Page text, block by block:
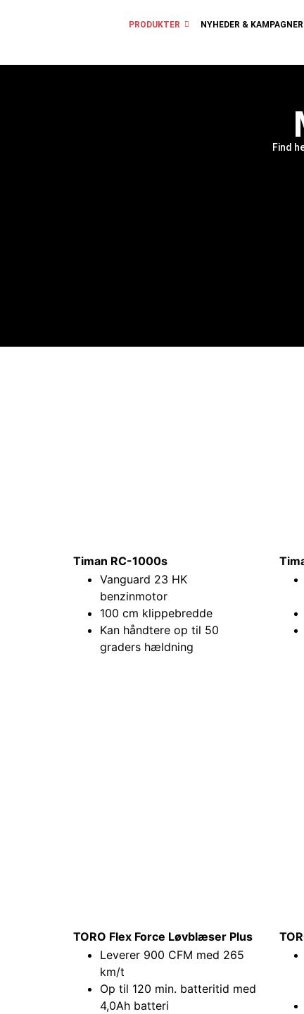
PRODUKTER NYHEDER & KAMPAGNER
Find
Timan RC-1000s
Vanguard 23 HK
benzinmotor
100 cm klippebredde
Kan håndtere op til 50
graders hældning
TORO Flex Force Løvblæser Plus
Leverer 900 CFM med 265
km/t
Op til 120 min. batteritid med
4,0Ah batteri